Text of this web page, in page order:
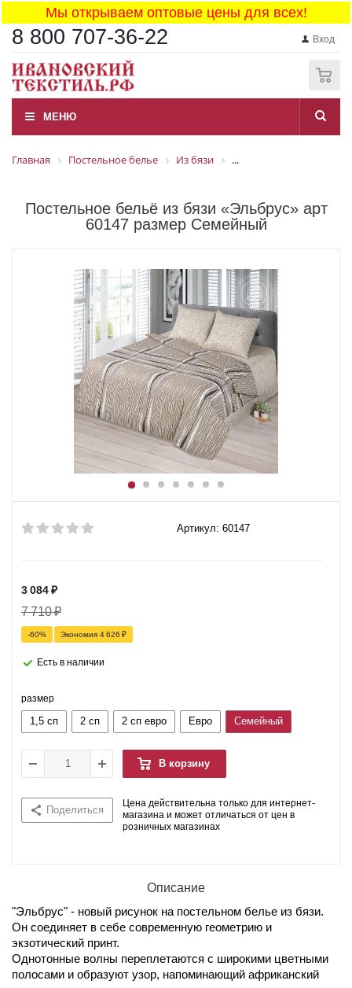
Мы открываем оптовые цены для всех!
8 800 707-36-22 Вход
МЕНЮ
Главная Постельное белье Из бязи ...
Постельное бельё из бязи «Эльбрус» арт
60147 размер Семейный
Артикул: 60147
3 084₽
7 710₽
-60% Экономия 4 626 ₽
Есть в наличии
размер
1,5 сп 2 сп 2 сп евро Евро Семейный
В корзину
Поделиться
Цена действительна только для интернет-
магазина и может отличаться от цен в
розничных магазинах
Описание
"Эльбрус" - новый рисунок на постельном белье из бязи.
Он соединяет в себе современную геометрию и
экзотический принт.
Однотонные волны переплетаются с широкими цветными
полосами и образуют узор, напоминающий африканский